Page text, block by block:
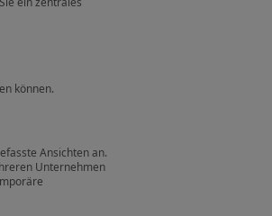
können.
Ansichten an.
Unternehmen